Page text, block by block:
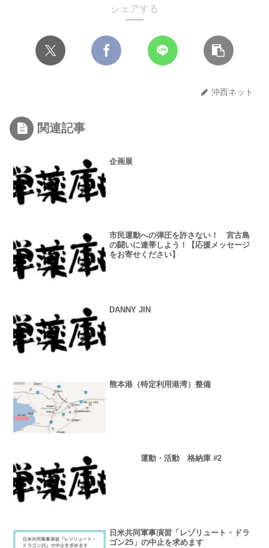
シェアする
沖西ネット
関連記事
企画展
市民運動への弾圧を許さない！ 宮古島
の闘いに連帯しよう！【応援メッセージ
をお寄せください】
DANNY JIN
熊本港（特定利用港湾）整備
運動・活動 格納庫 #2
日米共同軍事演習「レゾリュート・ドラ
ゴン25」の中止を求めます